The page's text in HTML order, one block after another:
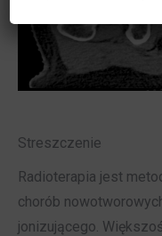
Streszczenie
Radioterapia jest
chorób
jonizującego.